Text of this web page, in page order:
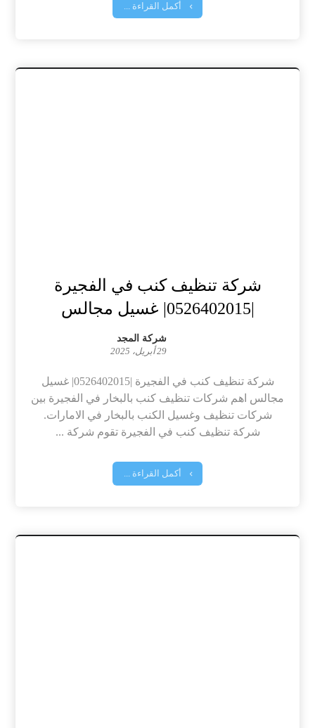
أكمل القراءة ...
شركة تنظيف كنب في الفجيرة
شركة المجد
29 أبريل، 2025
شركة تنظيف كنب في الفجيرة |0526402015| غسيل
مجالس اهم شركات تنظيف كنب بالبخار في الفجيرة بين
شركات تنظيف وغسيل الكنب بالبخار في الامارات.
شركة تنظيف كنب في الفجيرة تقوم شركة ...
أكمل القراءة ...